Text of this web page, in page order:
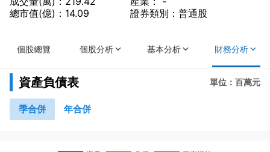
總市值(億)：14.09
證券類別：普通股
個股總覽 個股分析 基本分析 財務分析
資產負債表 單位：百萬元
季合併 年合併